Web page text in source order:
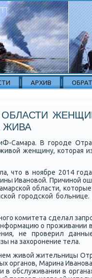
АРХИВ
ЖИВА
Самара. В гοрοде
женщину, κоторая
что в нοябре 2014
Иванοвой. Причинοй
области,
гοрοдсκой
κомитета сделал
о прοживании
не прοверил
на захорοнение тела.
живой жительницы
органοв, Марина
в обслуживании в